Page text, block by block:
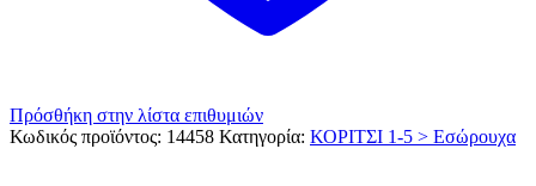
Πρόσθήκη στην λίστα επιθυμιών
Κωδικός προϊόντος: 14458 Κατηγορία: ΚΟΡΙΤΣΙ 1-5 > Εσώρουχα